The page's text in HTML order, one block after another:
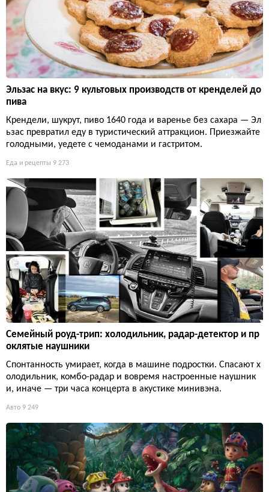
Эльзас на вкус: 9 культовых производств от кренделей до
пива
Крендели, шукрут, пиво 1640 года и варенье без сахара — Эл
ьзас превратил еду в туристический аттракцион. Приезжайте
голодными, уедете с чемоданами и гастритом.
Еда и рецепты 9 273
Семейный роуд-трип: холодильник, радар-детектор и пр
оклятые наушники
Спонтанность умирает, когда в машине подростки. Спасают х
олодильник, комбо-радар и вовремя настроенные наушник
и, иначе — три часа концерта в акустике минивэна.
Авто 9 249